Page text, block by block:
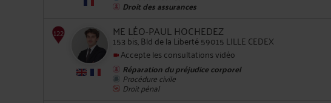
Droit des assurances
ME LÉO-PAUL HOCHEDEZ
153 bis, Bld de la Liberté 59015 LILLE CEDEX
Accepte les consultations vidéo
Réparation du préjudice corporel
Procédure civile
Droit pénal